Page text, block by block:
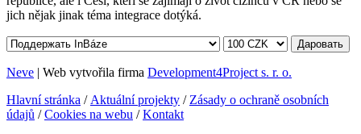
jich nějak jinak téma integrace dotýká.
Даровать
Neve | Web vytvořila firma Development4Project s. r. o.
Hlavní stránka / Aktuální projekty / Zásady o ochraně osobních
údajů /Cookies na webu /Kontakt